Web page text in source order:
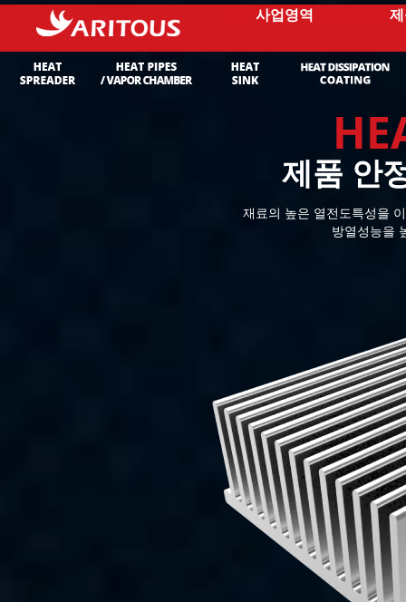
사업영역
제품 안
재료의 높은 열전도특성을
방열성능을